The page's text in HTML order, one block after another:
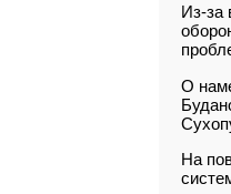
Из-за
О
На